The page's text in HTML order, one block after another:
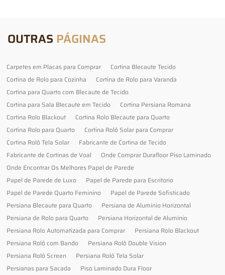
OUTRAS PÁGINAS
Carpetes em Placas para Comprar
Cortina Blecaute Tecido
Cortina de Rolo para Cozinha
Cortina de Rolo para Varanda
Cortina para Quarto com Blecaute de Tecido
Cortina para Sala Blecaute em Tecido
Cortina Persiana Romana
Cortina Rolo Blackout
Cortina Rolo Blecaute para Quarto
Cortina Rolo para Quarto
Cortina Rolô Solar para Comprar
Cortina Rolô Tela Solar
Fabricante de Cortina de Tecido
Fabricante de Cortinas de Voal
Onde Comprar Durafloor Piso Laminado
Onde Encontrar Os Melhores Papel de Parede
Papel de Parede de Luxo
Papel de Parede para Escritorio
Papel de Parede Quarto Feminino
Papel de Parede Sofisticado
Persiana Blecaute para Quarto
Persiana de Alumínio Horizontal
Persiana de Rolo para Quarto
Persiana Horizontal de Alumínio
Persiana Rolo Automatizada para Comprar
Persiana Rolo Blackout
Persiana Rolô com Bando
Persiana Rolô Double Vision
Persiana Rolô Screen
Persiana Rolô Tela Solar
Persianas para Sacada
Piso Laminado Dura Floor